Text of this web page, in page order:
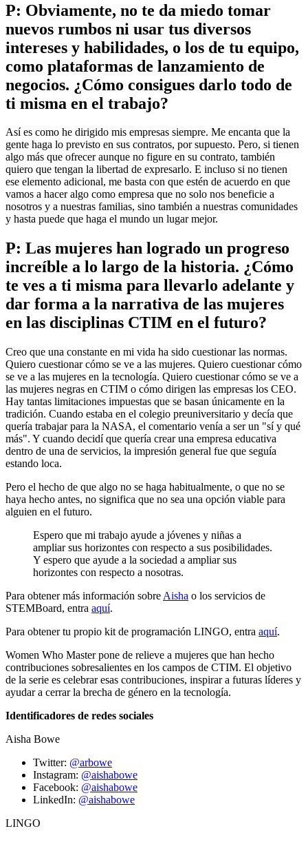
P: Obviamente, no te da miedo tomar
nuevos rumbos ni usar tus diversos
intereses y habilidades, o los de tu equipo,
como plataformas de lanzamiento de
negocios. ¿Cómo consigues darlo todo de
ti misma en el trabajo?
Así es como he dirigido mis empresas siempre. Me encanta que la
gente haga lo previsto en sus contratos, por supuesto. Pero, si tienen
algo más que ofrecer aunque no figure en su contrato, también
quiero que tengan la libertad de expresarlo. E incluso si no tienen
ese elemento adicional, me basta con que estén de acuerdo en que
vamos a hacer algo como empresa que no solo nos beneficie a
nosotros y a nuestras familias, sino también a nuestras comunidades
y hasta puede que haga el mundo un lugar mejor.
P: Las mujeres han logrado un progreso
increíble a lo largo de la historia. ¿Cómo
te ves a ti misma para llevarlo adelante y
dar forma a la narrativa de las mujeres
en las disciplinas CTIM en el futuro?
Creo que una constante en mi vida ha sido cuestionar las normas.
Quiero cuestionar cómo se ve a las mujeres. Quiero cuestionar cómo
se ve a las mujeres en la tecnología. Quiero cuestionar cómo se ve a
las mujeres negras en CTIM o cómo dirigen las empresas los CEO.
Hay tantas limitaciones impuestas que se basan únicamente en la
tradición. Cuando estaba en el colegio preuniversitario y decía que
quería trabajar para la NASA, el comentario venía a ser un "sí y qué
más". Y cuando decidí que quería crear una empresa educativa
dentro de una de servicios, la impresión general fue que seguía
estando loca.
Pero el hecho de que algo no se haga habitualmente, o que no se
haya hecho antes, no significa que no sea una opción viable para
alguien en el futuro.
Espero que mi trabajo ayude a jóvenes y niñas a
ampliar sus horizontes con respecto a sus posibilidades.
Y espero que ayude a la sociedad a ampliar sus
horizontes con respecto a nosotras.
Para obtener más información sobre Aisha o los servicios de
STEMBoard, entra aquí.
Para obtener tu propio kit de programación LINGO, entra aquí.
Women Who Master pone de relieve a mujeres que han hecho
contribuciones sobresalientes en los campos de CTIM. El objetivo
de la serie es celebrar esas contribuciones, inspirar a futuras líderes y
ayudar a cerrar la brecha de género en la tecnología.
Identificadores de redes sociales
Aisha Bowe
Twitter: @arbowe
Instagram: @aishabowe
Facebook: @aishabowe
LinkedIn: @aishabowe
LINGO